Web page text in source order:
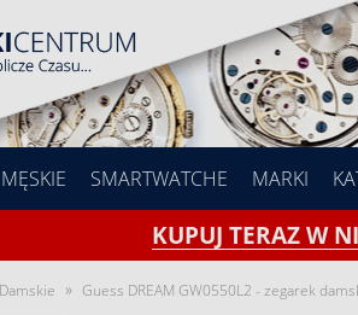
SMARTWATCHE MARKI
KUPUJ TERAZ W
Damskie » Guess DREAM GW0550L2 - zegarek